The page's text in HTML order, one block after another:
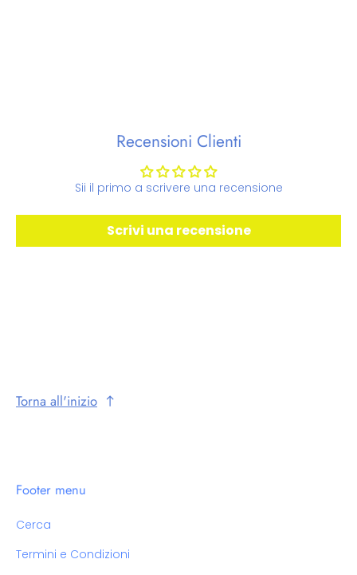
Recensioni Clienti
Sii il primo a scrivere una recensione
Scrivi una recensione
Torna all'inizio
Footer menu
Cerca
Termini e Condizioni